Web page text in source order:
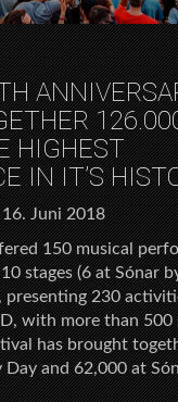
HIGHEST
IN IT’S
Juni 2018
150 musical
stages (6 at Sónar
presenting 230
with more than 500
has brought
Day and 62,000 at